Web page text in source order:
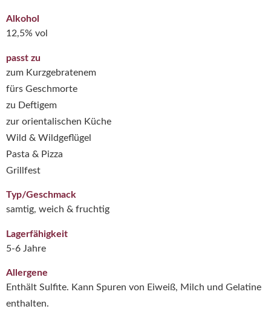
Alkohol
12,5% vol
passt zu
zum Kurzgebratenem
fürs Geschmorte
zu Deftigem
zur orientalischen Küche
Wild & Wildgeflügel
Pasta & Pizza
Grillfest
Typ/Geschmack
samtig, weich & fruchtig
Lagerfähigkeit
5-6 Jahre
Allergene
Enthält Sulfite. Kann Spuren von Eiweiß, Milch und Gelatine
enthalten.